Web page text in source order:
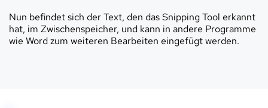
Nun befindet sich der Text, den das Snipping Tool erkannt
hat, im Zwischenspeicher, und kann in andere Programme
wie Word zum weiteren Bearbeiten eingefügt werden.